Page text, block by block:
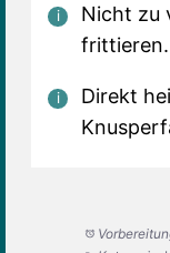
Nicht zu
frittieren.
Direkt